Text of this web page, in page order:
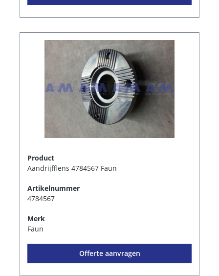
Product
Aandrijfflens 4784567 Faun
Artikelnummer
4784567
Merk
Faun
Offerte aanvragen